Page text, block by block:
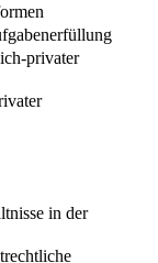
privater
in der